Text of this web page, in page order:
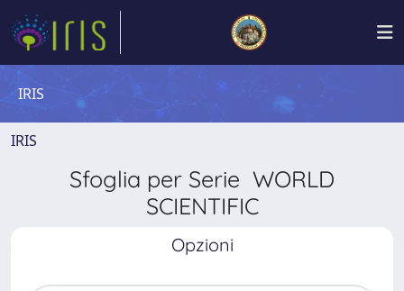
IRIS
IRIS
Sfoglia per Serie WORLD
SCIENTIFIC
Opzioni